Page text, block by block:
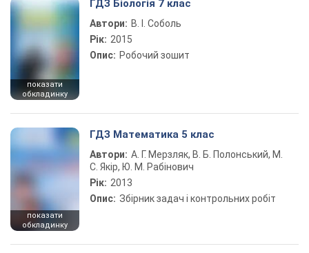
показати
обкладинку
ГДЗ Біологія 7 клас
Автори: В. І. Соболь
Рік: 2015
Опис: Робочий зошит
показати
обкладинку
ГДЗ Математика 5 клас
Автори: А. Г. Мерзляк, В. Б. Полонський, М.
С. Якір, Ю. М. Рабінович
Рік: 2013
Опис: Збірник задач і контрольних робіт